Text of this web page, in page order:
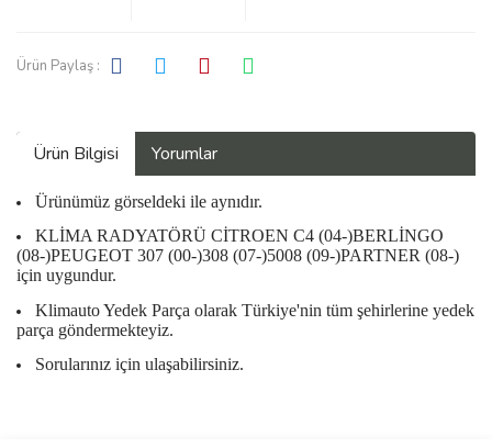
Ürün Paylaş :
Ürün Bilgisi Yorumlar
Ürünümüz görseldeki ile aynıdır.
KLİMA RADYATÖRÜ CİTROEN C4 (04-)BERLİNGO
(08-)PEUGEOT 307 (00-)308 (07-)5008 (09-)PARTNER (08-)
için uygundur.
Klimauto Yedek Parça olarak Türkiye'nin tüm şehirlerine yedek
parça göndermekteyiz.
Sorularınız için ulaşabilirsiniz.